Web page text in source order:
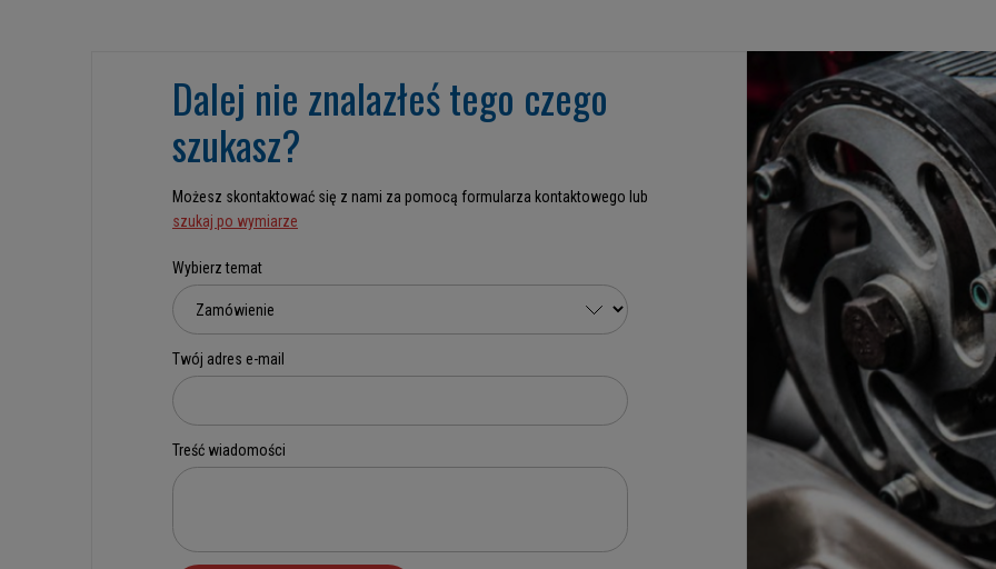
Dalej nie znalazłeś tego czego
szukasz?
Możesz skontaktować się z nami za pomocą formularza kontaktowego lub
szukaj po wymiarze